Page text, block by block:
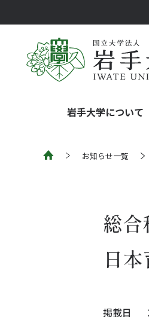
岩手大学について
お知らせ一覧
総
日
掲載日